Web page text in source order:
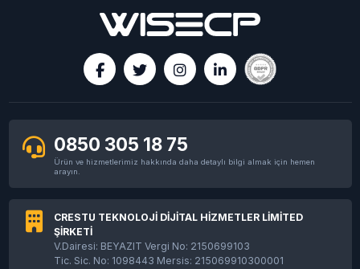
0850 305 18 75
Ürün ve hizmetlerimiz hakkında daha detaylı bilgi almak için hemen
arayın.
CRESTU TEKNOLOJİ DİJİTAL HİZMETLER LİMİTED
ŞİRKETİ
V.Dairesi: BEYAZIT Vergi No: 2150699103
Tic. Sic. No: 1098443 Mersis: 215069910300001